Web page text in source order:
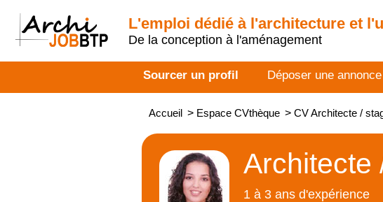
L'emploi dédié à l'architecture et
De la conception à l'aménagement
Sourcer un profil Déposer une annonce
Accueil > Espace CVthèque > CV Architecte /
Architecte
1 à 3 ans d'expérience